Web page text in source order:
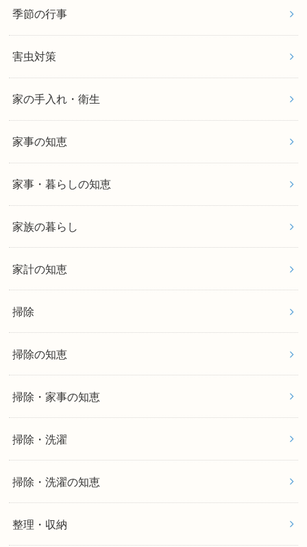
季節の行事
害虫対策
家の手入れ・衛生
家事の知恵
家事・暮らしの知恵
家族の暮らし
家計の知恵
掃除
掃除の知恵
掃除・家事の知恵
掃除・洗濯
掃除・洗濯の知恵
整理・収納